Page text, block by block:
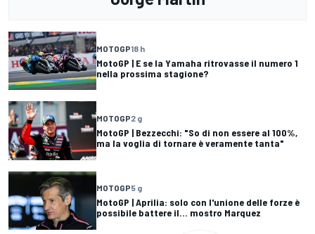
MOTOGP18 h
MotoGP | E se la Yamaha ritrovasse il numero 1
nella prossima stagione?
MOTOGP2 g
MotoGP | Bezzecchi: "So di non essere al 100%,
ma la voglia di tornare è veramente tanta"
MOTOGP5 g
MotoGP | Aprilia: solo con l'unione delle forze è
possibile battere il... mostro Marquez